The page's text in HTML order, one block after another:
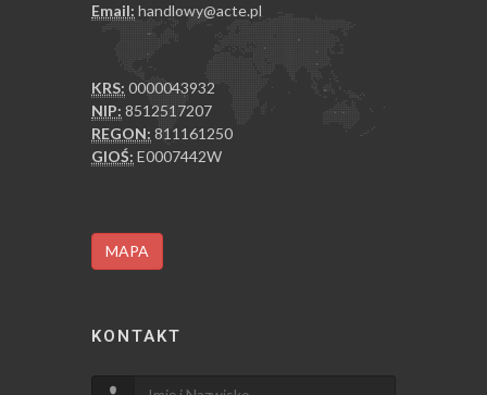
Email: handlowy@acte.pl
KRS: 0000043932
NIP: 8512517207
REGON: 811161250
GIOŚ: E0007442W
MAPA
KONTAKT